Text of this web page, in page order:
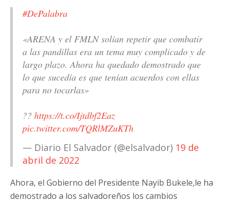
#DePalabra
«ARENA y el FMLN solían repetir que combatir
a las pandillas era un tema muy complicado y de
largo plazo. Ahora ha quedado demostrado que
lo que sucedía es que tenían acuerdos con ellas
para no tocarlas»
?? https://t.co/Ijtdbf2Eaz
pic.twitter.com/TQRlMZuKTh
— Diario El Salvador (@elsalvador) 19 de
abril de 2022
Ahora, el Gobierno del Presidente Nayib Bukele,le ha
demostrado a los salvadoreños los cambios